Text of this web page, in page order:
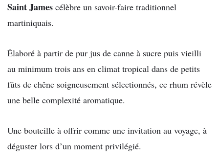
Saint James célèbre un savoir-faire traditionnel
martiniquais.
Élaboré à partir de pur jus de canne à sucre puis vieilli
au minimum trois ans en climat tropical dans de petits
fûts de chêne soigneusement sélectionnés, ce rhum révèle
une belle complexité aromatique.
Une bouteille à offrir comme une invitation au voyage, à
déguster lors d’un moment privilégié.